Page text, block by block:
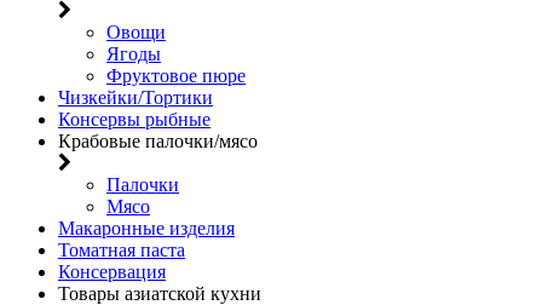
Овощи
Ягоды
Фруктовое пюре
Чизкейки/Тортики
Консервы рыбные
Крабовые палочки/мясо
Палочки
Мясо
Макаронные изделия
Томатная паста
Консервация
Товары азиатской кухни